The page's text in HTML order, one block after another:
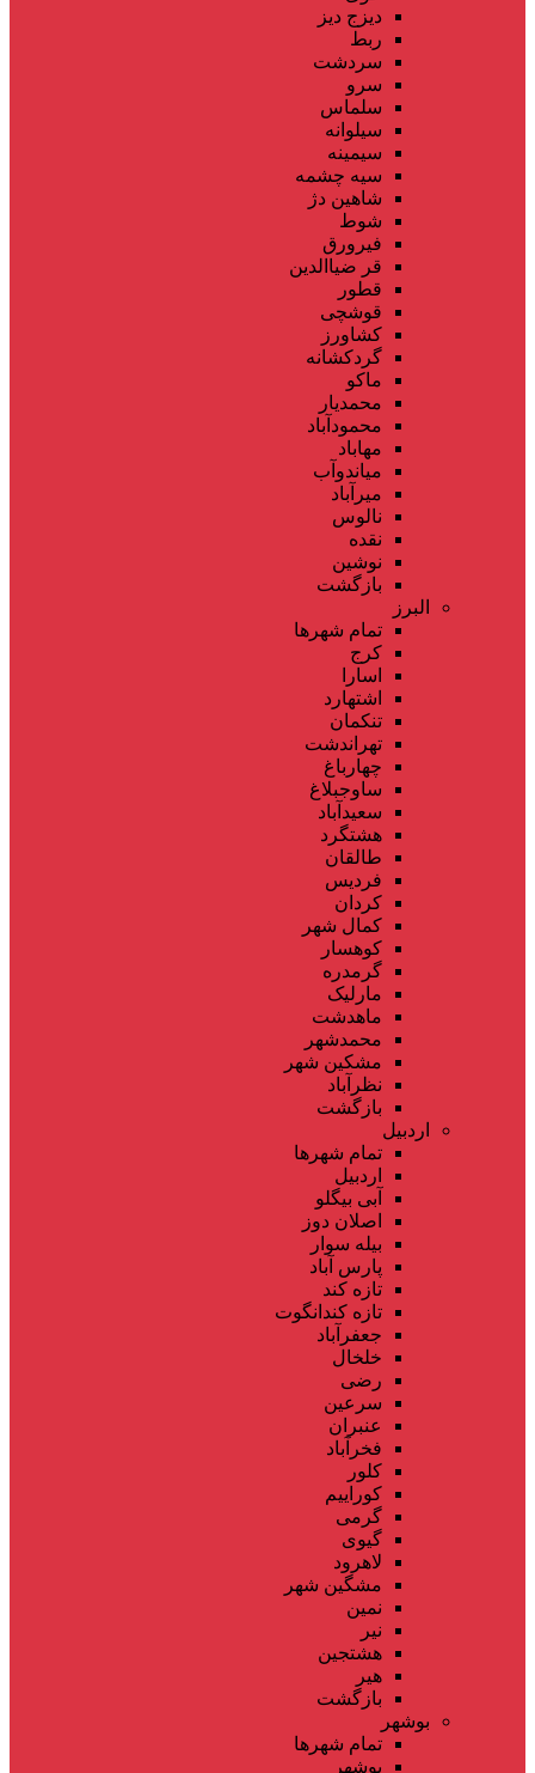
دیزج دیز
ربط
سردشت
سرو
سلماس
سیلوانه
سیمینه
سیه چشمه
شاهین دژ
شوط
فیرورق
قر ضیاالدین
قطور
قوشچی
کشاورز
گردکشانه
ماکو
محمدیار
محمودآباد
مهاباد
میاندوآب
میرآباد
نالوس
نقده
نوشین
بازگشت
البرز
تمام شهر‌ها
کرج
اسارا
اشتهارد
تنکمان
تهراندشت
چهارباغ
ساوجبلاغ
سعیدآباد
هشتگرد
طالقان
فردیس
کردان
کمال شهر
کوهسار
گرمدره
مارلیک
ماهدشت
محمدشهر
مشکین شهر
نظرآباد
بازگشت
اردبیل
تمام شهر‌ها
اردبیل
آبی بیگلو
اصلان دوز
بیله سوار
پارس آباد
تازه کند
تازه کندانگوت
جعفرآباد
خلخال
رضی
سرعین
عنبران
فخرآباد
کلور
کوراییم
گرمی
گیوی
لاهرود
مشگین شهر
نمین
نیر
هشتجین
هیر
بازگشت
بوشهر
تمام شهر‌ها
بوشهر